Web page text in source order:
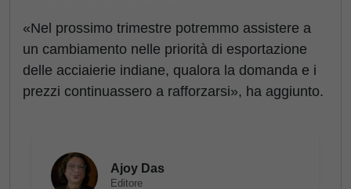
«Nel prossimo trimestre potremmo assistere a
un cambiamento nelle priorità di esportazione
delle acciaierie indiane, qualora la domanda e i
prezzi continuassero a rafforzarsi», ha aggiunto.
Ajoy Das
Editore